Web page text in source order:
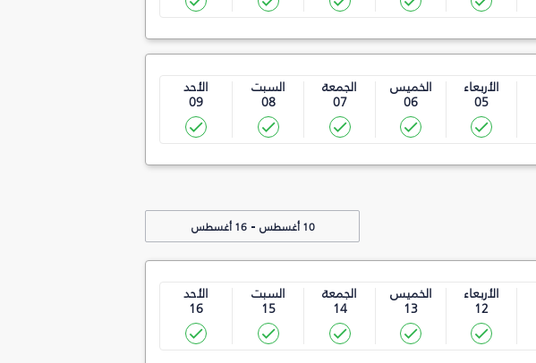
الأربعاء
05
الخميس
06
الجمعة
07
السبت
08
الأحد
09
10 أغسطس -16 أغسطس
الأربعاء
12
الخميس
13
الجمعة
14
السبت
15
الأحد
16